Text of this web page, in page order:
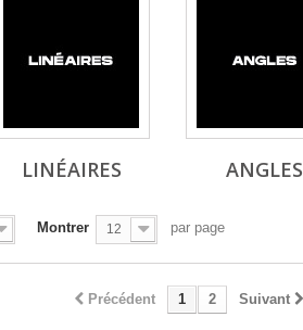
LINÉAIRES ANGLES
Montrer 12 par page
Précédent 1 2 Suivant